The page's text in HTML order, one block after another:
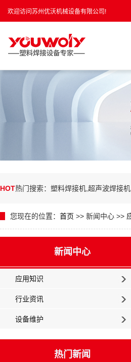
欢迎访问苏州优沃机械设备有限公司!
HOT热门搜索：塑料焊接机,超声波焊接
您现在的位置： 首页 >> 新闻中心 >>
新闻中心
应用知识
行业资讯
设备维护
热门新闻